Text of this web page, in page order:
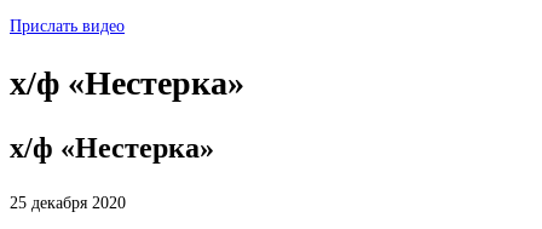
Прислать видео
х/ф «Нестерка»
х/ф «Нестерка»
25 декабря 2020